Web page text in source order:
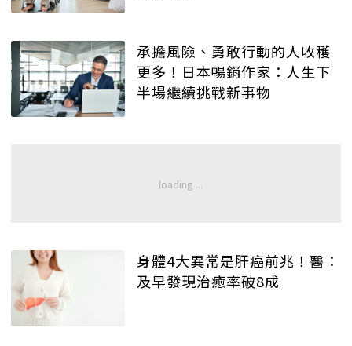
承擔風險、勇敢行動的人收穫
更多！日本暢銷作家：人生下
半場繼續挑戰新事物
身體4大異常是肝癌前兆！醫：
及早發現治癒率破8成